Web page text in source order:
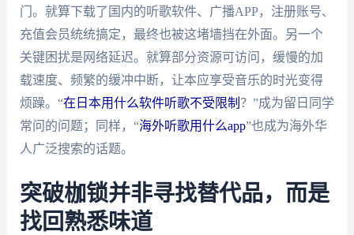
门。就算下载了国内的听歌软件、广播APP，注册账号、
充值会员统统搞定，最终也被这堵墙挡在外面。另一个
关键困扰是网络延迟。就算部分资源可访问，缓慢的加
载速度、频繁的缓冲中断，让本应享受音乐的时光变得
烦躁。“在日本用什么软件听歌不受限制 ？”成为留日同学
常问的问题；同样，“海外听歌用什么app”也成为海外华
人广泛搜索的话题。
突破枷锁并非寻找替代品，而是
找回熟悉味道